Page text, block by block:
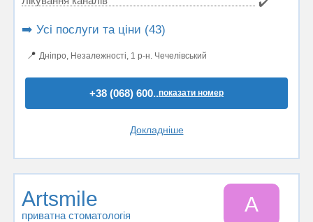
✔️
➡️ Усі послуги та ціни (43)
📍 Дніпро, Незалежності, 1 р-н. Чечелівський
+38 (068) 600..показати номер
Докладніше
Artsmile
приватна стоматологія A